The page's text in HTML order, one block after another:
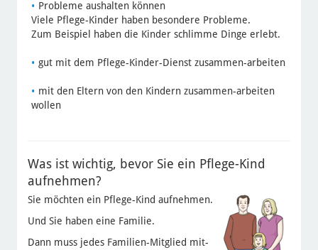
Probleme aushalten können
Viele Pflege-Kinder haben besondere Probleme.
Zum Beispiel haben die Kinder schlimme Dinge erlebt.
gut mit dem Pflege-Kinder-Dienst zusammen-arbeiten
mit den Eltern von den Kindern zusammen-arbeiten
wollen
Was ist wichtig, bevor Sie ein Pflege-Kind
aufnehmen?
Sie möchten ein Pflege-Kind aufnehmen.
Und Sie haben eine Familie.
Dann muss jedes Familien-Mitglied mit-